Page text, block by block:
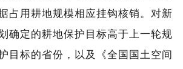
占用耕地规模相应挂钩核销。对新
确定的耕地保护目标高于上一轮规
目标的省份，以及《全国国土空间